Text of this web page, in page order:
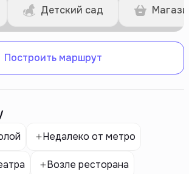
Детский сад
Построить маршрут
Недалеко от метро
Возле ресторана